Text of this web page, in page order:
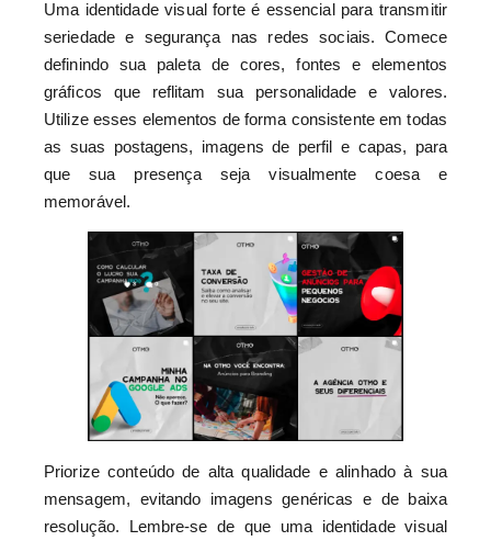
Uma identidade visual forte é essencial para transmitir
seriedade e segurança nas redes sociais. Comece
definindo sua paleta de cores, fontes e elementos
gráficos que reflitam sua personalidade e valores.
Utilize esses elementos de forma consistente em todas
as suas postagens, imagens de perfil e capas, para
que sua presença seja visualmente coesa e
memorável.
Priorize conteúdo de alta qualidade e alinhado à sua
mensagem, evitando imagens genéricas e de baixa
resolução. Lembre-se de que uma identidade visual